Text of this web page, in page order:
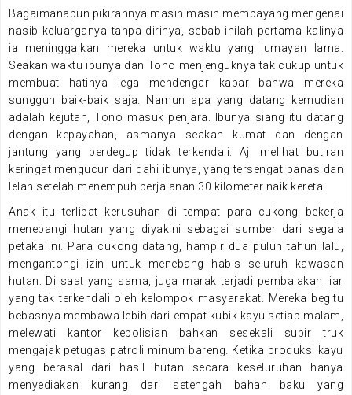
Bagaimanapun pikirannya masih masih membayang mengenai
nasib keluarganya tanpa dirinya, sebab inilah pertama kalinya
ia meninggalkan mereka untuk waktu yang lumayan lama.
Seakan waktu ibunya dan Tono menjenguknya tak cukup untuk
membuat hatinya lega mendengar kabar bahwa mereka
sungguh baik-baik saja. Namun apa yang datang kemudian
adalah kejutan, Tono masuk penjara. Ibunya siang itu datang
dengan kepayahan, asmanya seakan kumat dan dengan
jantung yang berdegup tidak terkendali. Aji melihat butiran
keringat mengucur dari dahi ibunya, yang tersengat panas dan
lelah setelah menempuh perjalanan 30 kilometer naik kereta.
Anak itu terlibat kerusuhan di tempat para cukong bekerja
menebangi hutan yang diyakini sebagai sumber dari segala
petaka ini. Para cukong datang, hampir dua puluh tahun lalu,
mengantongi izin untuk menebang habis seluruh kawasan
hutan. Di saat yang sama, juga marak terjadi pembalakan liar
yang tak terkendali oleh kelompok masyarakat. Mereka begitu
bebasnya membawa lebih dari empat kubik kayu setiap malam,
melewati kantor kepolisian bahkan sesekali supir truk
mengajak petugas patroli minum bareng. Ketika produksi kayu
yang berasal dari hasil hutan secara keseluruhan hanya
menyediakan kurang dari setengah bahan baku yang